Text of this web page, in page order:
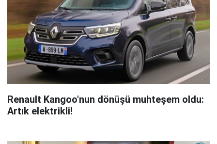
Renault Kangoo'nun dönüşü muhteşem oldu:
Artık elektrikli!